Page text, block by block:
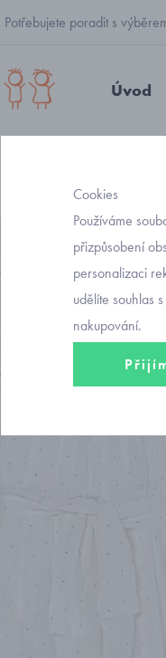
Potřebujete poradit s
Úvod
Cookies
Používáme
přizpůsobení
personalizaci
udělíte souhlas
nakupování.